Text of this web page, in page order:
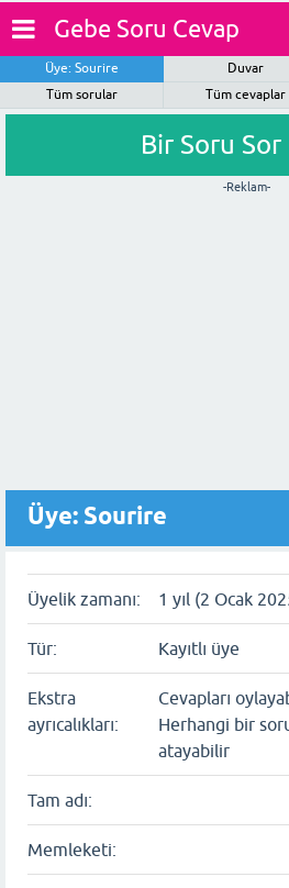
Gebe Soru Cevap
Üye: Sourire Duvar
Tüm sorular
Tüm cevaplar
Bir Soru Sor
-Reklam-
Üye: Sourire
Üyelik zamanı: 1 yıl (2 Ocak
Tür: Kayıtlı üye
Ekstra
ayrıcalıkları:
Cevapları
Herhangi bir
atayabilir
Tam adı:
Memleketi: